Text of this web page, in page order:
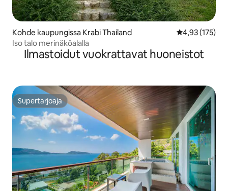
Kohde kaupungissa Krabi Thailand
4,93 (175)
Iso talo merinäköalalla
Ilmastoidut vuokrattavat huoneistot
Supertarjoaja
Supertarjoaja